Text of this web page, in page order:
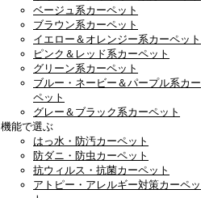
ベージュ系カーペット
ブラウン系カーペット
イエロー＆オレンジー系カーペット
ピンク＆レッド系カーペット
グリーン系カーペット
ブルー・ネービー＆パープル系カー
ペット
グレー＆ブラック系カーペット
機能で選ぶ
はっ水・防汚カーペット
防ダニ・防虫カーペット
抗ウィルス・抗菌カーペット
アトピー・アレルギー対策カーペッ